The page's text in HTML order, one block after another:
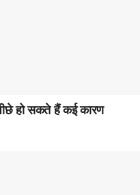
हो सकते हैं कई कारण